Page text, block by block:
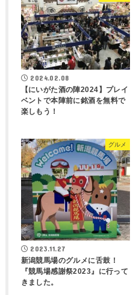
2024.02.08
【にいがた酒の陣2024】プレイ
ベントで本陣前に銘酒を無料で
楽しもう！
グルメ
2023.11.27
新潟競馬場のグルメに舌鼓！
『競馬場感謝祭2023』に行って
きました。